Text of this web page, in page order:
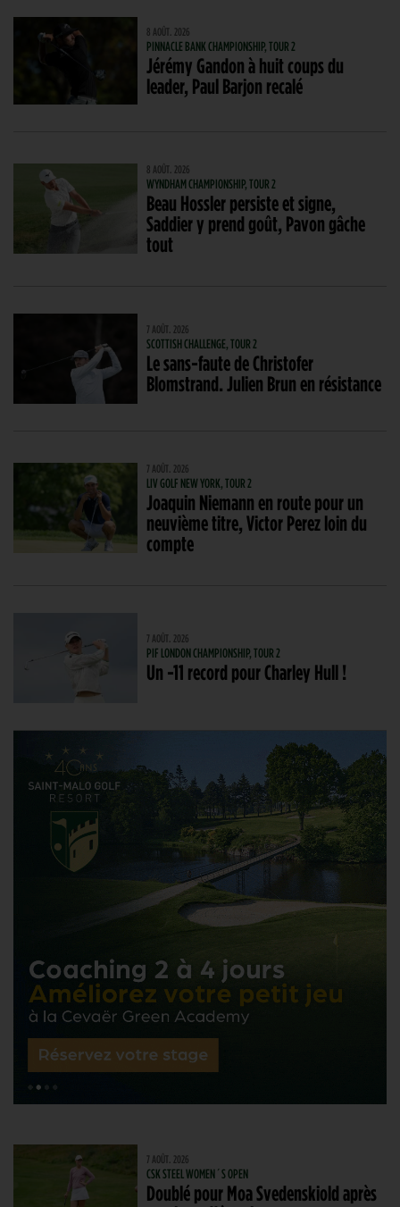
8 AOÛT. 2026
PINNACLE BANK CHAMPIONSHIP, TOUR 2
Jérémy Gandon à huit coups du
leader, Paul Barjon recalé
8 AOÛT. 2026
WYNDHAM CHAMPIONSHIP, TOUR 2
Beau Hossler persiste et signe,
Saddier y prend goût, Pavon gâche
tout
7 AOÛT. 2026
SCOTTISH CHALLENGE, TOUR 2
Le sans-faute de Christofer
Blomstrand. Julien Brun en résistance
7 AOÛT. 2026
LIV GOLF NEW YORK, TOUR 2
Joaquin Niemann en route pour un
neuvième titre, Victor Perez loin du
compte
7 AOÛT. 2026
PIF LONDON CHAMPIONSHIP, TOUR 2
Un -11 record pour Charley Hull !
7 AOÛT. 2026
CSK STEEL WOMEN´S OPEN
Doublé pour Moa Svedenskiold après